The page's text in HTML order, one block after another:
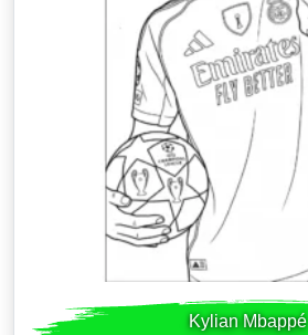
Kylian Mbappé